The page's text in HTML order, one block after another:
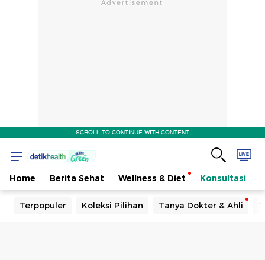
SCROLL TO CONTINUE WITH CONTENT
Home Berita Sehat Wellness & Diet Konsultasi
Terpopuler Koleksi Pilihan Tanya Dokter & Ahli